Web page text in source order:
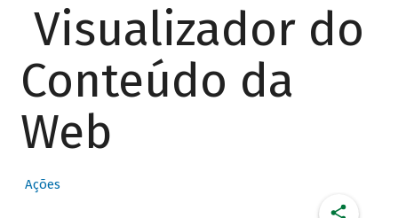
Visualizador do
Conteúdo da
Web
Ações